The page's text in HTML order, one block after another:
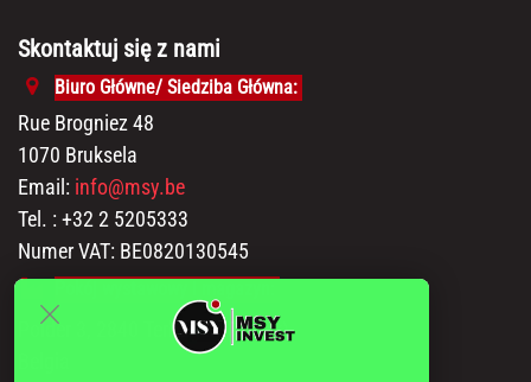
Skontaktuj się z nami
Biuro Główne/ Siedziba Główna:
Rue Brogniez 48
1070 Bruksela
Email: info@msy.be
Tel. : +32 2 5205333
Numer VAT: BE0820130545
Polder 3, 2840 Terhagen(Rumst)